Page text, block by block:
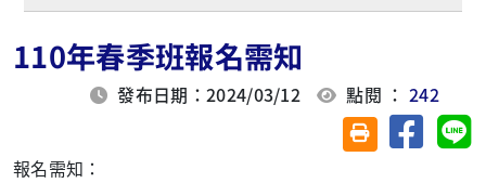
110年春季班報名需知
發布日期：2024/03/12 點閱 ：242
友善列印(另開視
分享至
報名需知：